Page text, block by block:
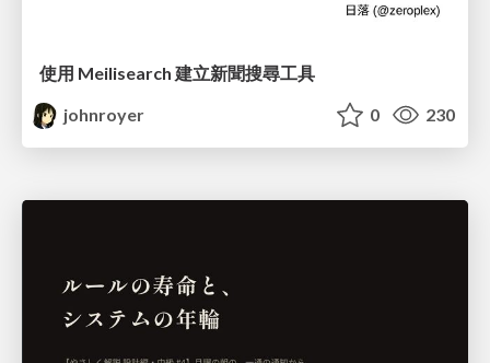
使用 Meilisearch 建立新聞搜尋工具
johnroyer
0 230